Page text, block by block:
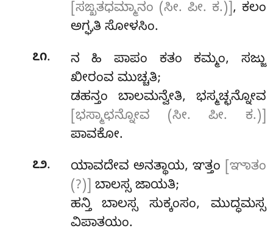
[ಸಙ್ಖತಧಮ್ಮಾನಂ (ಸೀ. ಪೀ. ಕ.)] , ಕಲಂ
ಅಗ್ಘತಿ ಸೋಳಸಿಂ.
೭೧.
ನ ಹಿ ಪಾಪಂ ಕತಂ ಕಮ್ಮಂ, ಸಜ್ಜು
ಖೀರಂವ ಮುಚ್ಚತಿ;
ಡಹನ್ತಂ ಬಾಲಮನ್ವೇತಿ, ಭಸ್ಮಚ್ಛನ್ನೋವ
[ಭಸ್ಮಾಛನ್ನೋವ (ಸೀ. ಪೀ. ಕ.)]
ಪಾವಕೋ.
೭೨. ಯಾವದೇವ ಅನತ್ಥಾಯ, ಞತ್ತಂ [ಞಾತಂ
(?)] ಬಾಲಸ್ಸ ಜಾಯತಿ;
ಹನ್ತಿ ಬಾಲಸ್ಸ ಸುಕ್ಕಂಸಂ, ಮುದ್ಧಮಸ್ಸ
ವಿಪಾತಯಂ.